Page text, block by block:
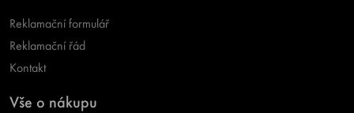
Reklamační formulář
Reklamační řád
Kontakt
Vše o nákupu